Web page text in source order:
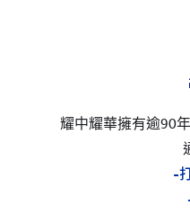
耀中耀華擁有逾90
-